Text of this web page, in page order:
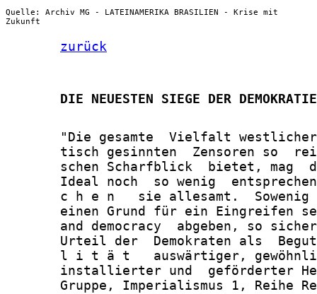
Quelle: Archiv MG - LATEINAMERIKA BRASILIEN - Krise mit
Zukunft
zurück
       DIE NEUESTEN SIEGE DER DEMOKRATIE
"Die gesamte  Vielfalt
tisch gesinnten  Zensoren so
schen Scharfblick  bietet, mag
Ideal noch  so wenig
c h e n   sie allesamt.
einen Grund für ein Eingreifen
and democracy  abgeben, so
Urteil der  Demokraten als
l i t ä t   auswärtiger,
installierter und  geförderter
Gruppe, Imperialismus 1, Reihe